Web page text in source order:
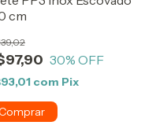
cm
30% OFF
com Pix